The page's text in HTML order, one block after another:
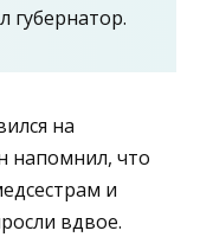
губернатор.
на
напомнил, что
и
вдвое.